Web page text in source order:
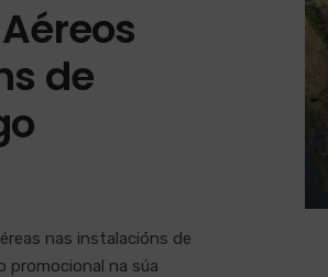
de
nas instalacións de
promocional na súa